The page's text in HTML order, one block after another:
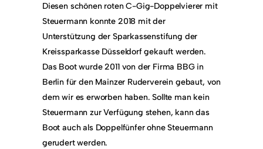
Diesen schönen roten C-Gig-Doppelvierer mit
Steuermann konnte 2018 mit der
Unterstützung der Sparkassenstifung der
Kreissparkasse Düsseldorf gekauft werden.
Das Boot wurde 2011 von der Firma BBG in
Berlin für den Mainzer Ruderverein gebaut, von
dem wir es erworben haben. Sollte man kein
Steuermann zur Verfügung stehen, kann das
Boot auch als Doppelfünfer ohne Steuermann
gerudert werden.